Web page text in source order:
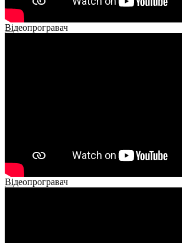
Відеопрогравач
Відеопрогравач